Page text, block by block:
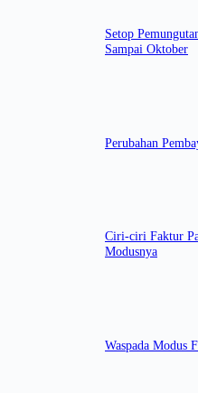
Setop
Sampai Oktober
Perubahan
Ciri-ciri Faktur
Modusnya
Waspada Modus